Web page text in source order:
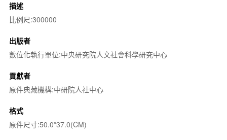
描述
比例尺:300000
出版者
數位化執行單位:中央研究院人文社會科學研究中心
貢獻者
原件典藏機構:中研院人社中心
格式
原件尺寸:50.0*37.0(CM)